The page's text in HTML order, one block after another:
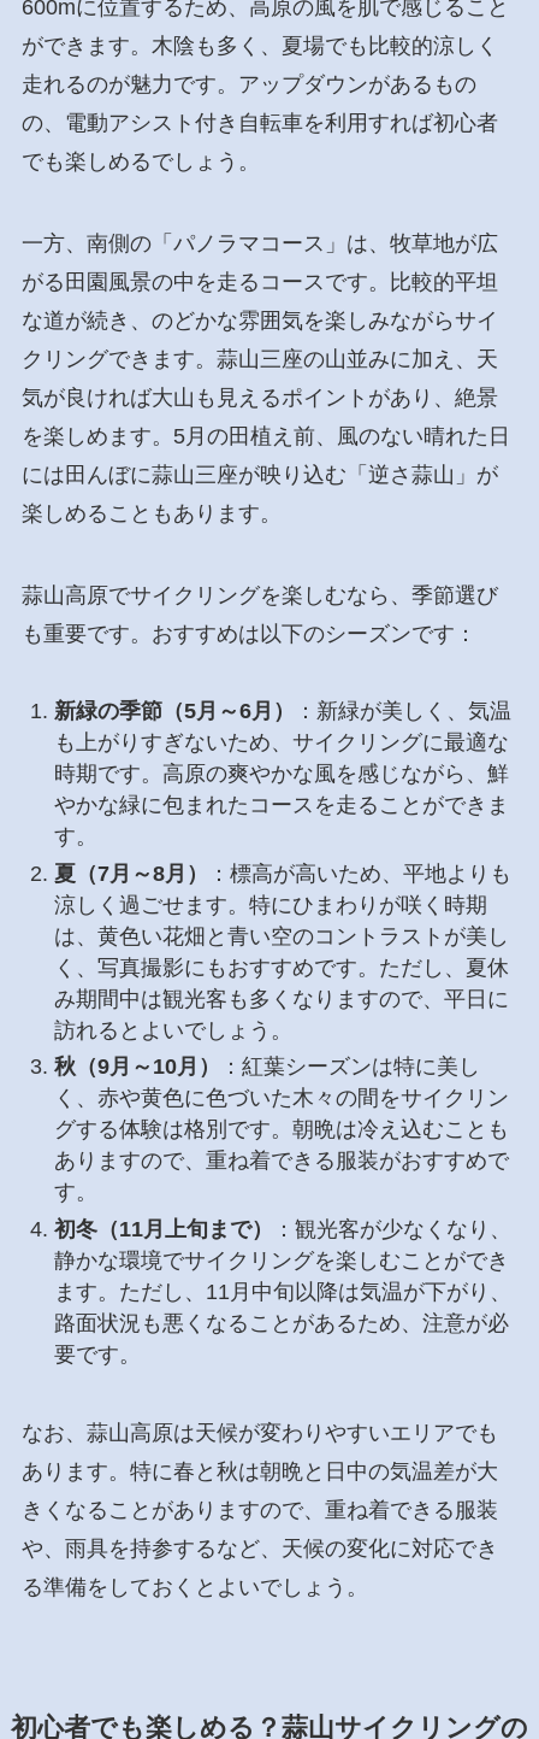
600mに位置するため、高原の風を肌で感じること
ができます。木陰も多く、夏場でも比較的涼しく
走れるのが魅力です。アップダウンがあるもの
の、電動アシスト付き自転車を利用すれば初心者
でも楽しめるでしょう。
一方、南側の「パノラマコース」は、牧草地が広
がる田園風景の中を走るコースです。比較的平坦
な道が続き、のどかな雰囲気を楽しみながらサイ
クリングできます。蒜山三座の山並みに加え、天
気が良ければ大山も見えるポイントがあり、絶景
を楽しめます。5月の田植え前、風のない晴れた日
には田んぼに蒜山三座が映り込む「逆さ蒜山」が
楽しめることもあります。
蒜山高原でサイクリングを楽しむなら、季節選び
も重要です。おすすめは以下のシーズンです：
新緑の季節（5月～6月）
：新緑が美しく、気温
も上がりすぎないため、サイクリングに最適な
時期です。高原の爽やかな風を感じながら、鮮
やかな緑に包まれたコースを走ることができま
す。
夏（7月～8月）
：標高が高いため、平地よりも
涼しく過ごせます。特にひまわりが咲く時期
は、黄色い花畑と青い空のコントラストが美し
く、写真撮影にもおすすめです。ただし、夏休
み期間中は観光客も多くなりますので、平日に
訪れるとよいでしょう。
秋（9月～10月）
：紅葉シーズンは特に美し
く、赤や黄色に色づいた木々の間をサイクリン
グする体験は格別です。朝晩は冷え込むことも
ありますので、重ね着できる服装がおすすめで
す。
初冬（11月上旬まで）
：観光客が少なくなり、
静かな環境でサイクリングを楽しむことができ
ます。ただし、11月中旬以降は気温が下がり、
路面状況も悪くなることがあるため、注意が必
要です。
なお、蒜山高原は天候が変わりやすいエリアでも
あります。特に春と秋は朝晩と日中の気温差が大
きくなることがありますので、重ね着できる服装
や、雨具を持参するなど、天候の変化に対応でき
る準備をしておくとよいでしょう。
初心者でも楽しめる？蒜山サイクリングの